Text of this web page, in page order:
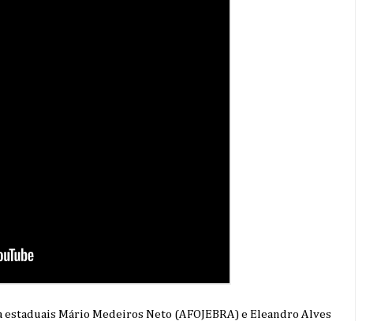
Mário Medeiros Neto (AFOJEBRA) e Eleandro Alves